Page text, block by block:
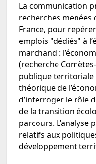
La communication
recherches menées
France, pour
emplois "dédiés" à
marchand :
(recherche
publique territoriale
théorique de
d’interroger le rôle
de la transition
parcours. L’analyse
relatifs aux
développement